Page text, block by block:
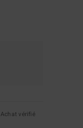
Achat vérifié